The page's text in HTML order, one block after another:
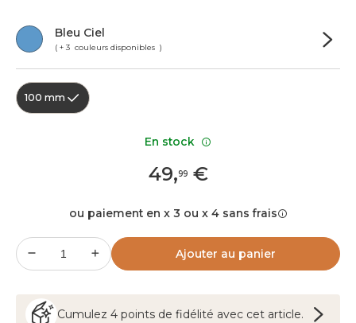
Bleu Ciel
( + 3 couleurs disponibles )
100 mm
49,99€
ou paiement en x 3 ou x 4 sans frais
Ajouter au panier
Cumulez 4 points de fidélité avec cet article.